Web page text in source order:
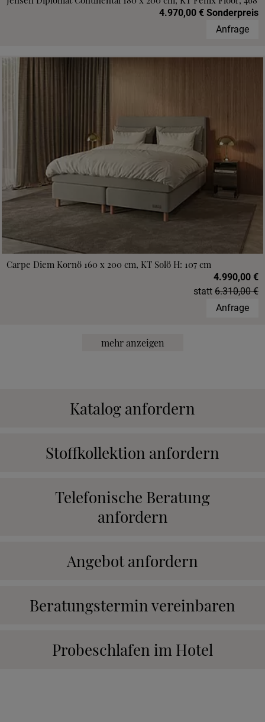
4.970,00 € Sonderpreis
Anfrage
Carpe Diem Kornö 160 x 200 cm, KT Solö H: 107 cm
4.990,00 €
statt 6.310,00 €
Anfrage
mehr anzeigen
Katalog anfordern
Stoffkollektion anfordern
Telefonische Beratung
anfordern
Angebot anfordern
Beratungstermin vereinbaren
Probeschlafen im Hotel